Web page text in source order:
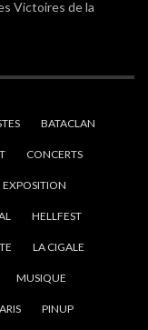
Victoires de la
BATACLAN
CONCERTS
EXPOSITION
HELLFEST
LA CIGALE
MUSIQUE
PINUP